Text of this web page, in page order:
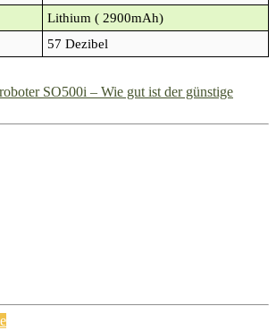
Lithium ( 2900mAh)
57 Dezibel
SO500i – Wie gut ist der günstige